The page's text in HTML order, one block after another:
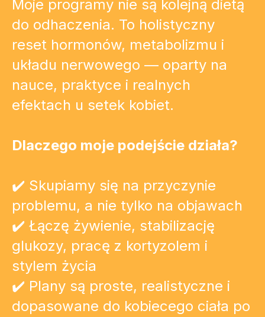
Moje programy nie są kolejną dietą
do odhaczenia. To holistyczny
reset hormonów, metabolizmu i
układu nerwowego — oparty na
nauce, praktyce i realnych
efektach u setek kobiet.
Dlaczego moje podejście działa?
✔️ Skupiamy się na przyczynie
problemu, a nie tylko na objawach
✔️ Łączę żywienie, stabilizację
glukozy, pracę z kortyzolem i
stylem życia
✔️ Plany są proste, realistyczne i
dopasowane do kobiecego ciała po